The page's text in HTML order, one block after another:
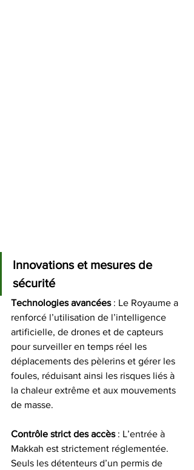
Innovations et mesures de
sécurité
Technologies avancées : Le Royaume a
renforcé l’utilisation de l’intelligence
artificielle, de drones et de capteurs
pour surveiller en temps réel les
déplacements des pèlerins et gérer les
foules, réduisant ainsi les risques liés à
la chaleur extrême et aux mouvements
de masse.
Contrôle strict des accès : L’entrée à
Makkah est strictement réglementée.
Seuls les détenteurs d’un permis de